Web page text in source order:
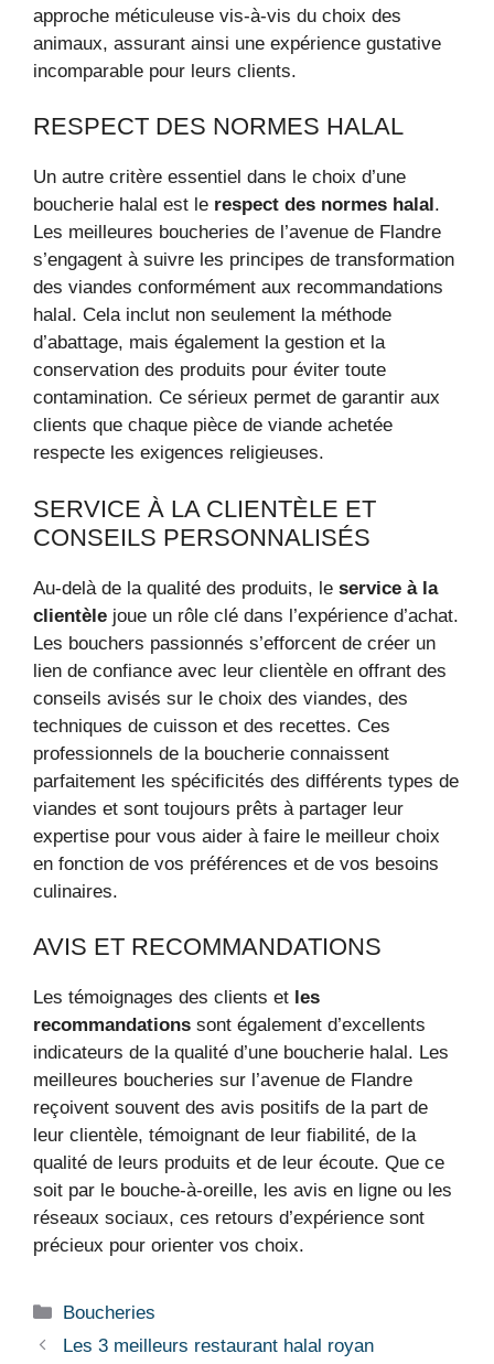
approche méticuleuse vis-à-vis du choix des
animaux, assurant ainsi une expérience gustative
incomparable pour leurs clients.
RESPECT DES NORMES HALAL
Un autre critère essentiel dans le choix d’une
boucherie halal est le respect des normes halal.
Les meilleures boucheries de l’avenue de Flandre
s’engagent à suivre les principes de transformation
des viandes conformément aux recommandations
halal. Cela inclut non seulement la méthode
d’abattage, mais également la gestion et la
conservation des produits pour éviter toute
contamination. Ce sérieux permet de garantir aux
clients que chaque pièce de viande achetée
respecte les exigences religieuses.
SERVICE À LA CLIENTÈLE ET
CONSEILS PERSONNALISÉS
Au-delà de la qualité des produits, le service à la
clientèle joue un rôle clé dans l’expérience d’achat.
Les bouchers passionnés s’efforcent de créer un
lien de confiance avec leur clientèle en offrant des
conseils avisés sur le choix des viandes, des
techniques de cuisson et des recettes. Ces
professionnels de la boucherie connaissent
parfaitement les spécificités des différents types de
viandes et sont toujours prêts à partager leur
expertise pour vous aider à faire le meilleur choix
en fonction de vos préférences et de vos besoins
culinaires.
AVIS ET RECOMMANDATIONS
Les témoignages des clients et les
recommandations sont également d’excellents
indicateurs de la qualité d’une boucherie halal. Les
meilleures boucheries sur l’avenue de Flandre
reçoivent souvent des avis positifs de la part de
leur clientèle, témoignant de leur fiabilité, de la
qualité de leurs produits et de leur écoute. Que ce
soit par le bouche-à-oreille, les avis en ligne ou les
réseaux sociaux, ces retours d’expérience sont
précieux pour orienter vos choix.
Boucheries
Les 3 meilleurs restaurant halal royan